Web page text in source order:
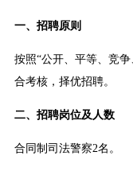
一、招聘原则
按照“公开、平等、竞
合考核，择优招聘。
二、招聘岗位及人数
合同制司法警察2名。